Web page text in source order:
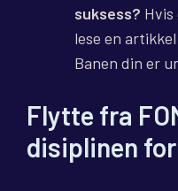
suksess?
lese en
Banen din er
Flytte fra
disiplinen